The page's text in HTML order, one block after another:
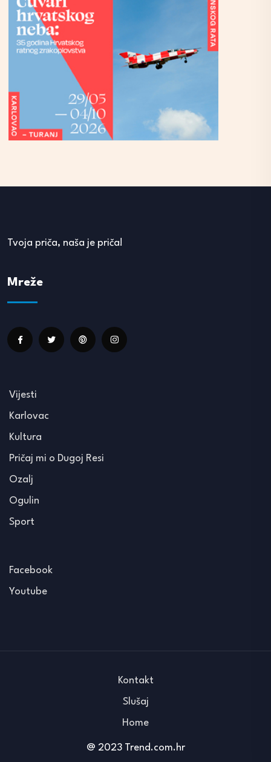
Tvoja priča, naša je priča!
Mreže
Vijesti
Karlovac
Kultura
Pričaj mi o Dugoj Resi
Ozalj
Ogulin
Sport
Facebook
Youtube
@ 2023 Trend.com.hr
Kontakt
Slušaj
Home